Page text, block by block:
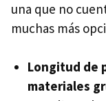
una que no
muchas más
Longitud de
materiales